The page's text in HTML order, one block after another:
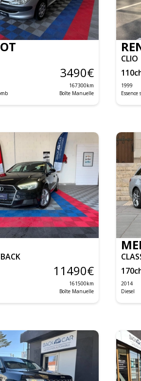
3490€
167300km
Boîte Manuelle
CLIO
110
1999
11490€
161500km
Boîte Manuelle
170
2014
Diesel